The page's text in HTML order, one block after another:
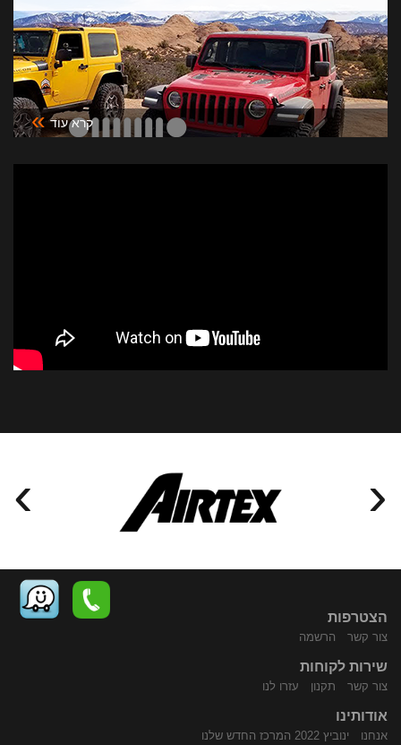
קרא עוד »
› ‹
הצטרפות
צור קשר הרשמה
שירות לקוחות
צור קשר תקנון עזרו לנו
אודותינו
אנחנו ינוביץ 2022 המרכז החדש שלנו